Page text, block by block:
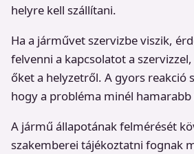
helyre kell szállítani.
Ha a járművet szervizbe viszik,
felvenni a kapcsolatot a
őket a helyzetről. A gyors reakció
hogy a probléma minél
A jármű állapotának felmérését
szakemberei tájékoztatni fognak